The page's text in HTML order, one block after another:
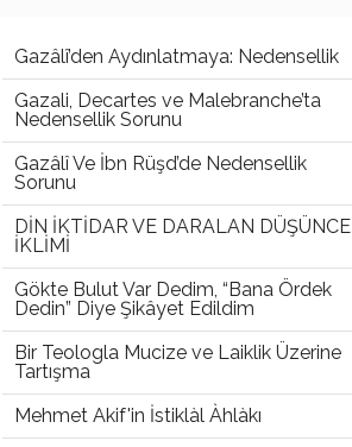
Gazâlî’den Aydınlatmaya: Nedensellik
Gazali, Decartes ve Malebranche’ta
Nedensellik Sorunu
Gazâlî Ve İbn Rüşd’de Nedensellik
Sorunu
DİN İKTİDAR VE DARALAN DÜŞÜNCE
İKLİMİ
Gökte Bulut Var Dedim, “Bana Ördek
Dedin” Diye Şikâyet Edildim
Bir Teologla Mucize ve Laiklik Üzerine
Tartışma
Mehmet Akif'in İstiklàl Àhlàkı